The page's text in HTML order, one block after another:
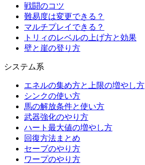
戦闘のコツ
難易度は変更できる？
マルチプレイできる？
トリィのレベルの上げ方と効果
壁と崖の登り方
システム系
エネルの集め方と上限の増やし方
シンクの使い方
馬の解放条件と使い方
武器強化のやり方
ハート最大値の増やし方
回復方法まとめ
セーブのやり方
ワープのやり方